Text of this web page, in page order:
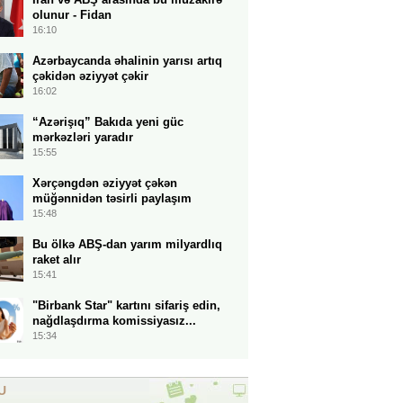
olunur - Fidan
16:10
Azərbaycanda əhalinin yarısı artıq
çəkidən əziyyət çəkir
16:02
“Azərişıq” Bakıda yeni güc
mərkəzləri yaradır
15:55
Xərçəngdən əziyyət çəkən
müğənnidən təsirli paylaşım
15:48
Bu ölkə ABŞ-dan yarım milyardlıq
raket alır
15:41
"Birbank Star" kartını sifariş edin,
nağdlaşdırma komissiyasız...
15:34